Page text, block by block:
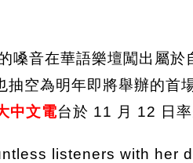
嗓音在華語樂壇闖出屬於
空為明年即將舉辦的首
中文電台於 11 月 12 日率
listeners with her